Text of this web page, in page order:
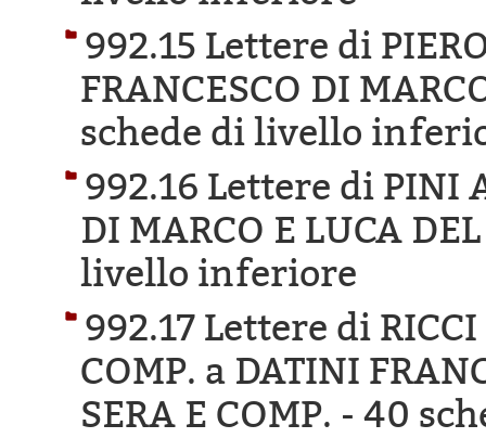
992.15 Lettere di
FRANCESCO DI
schede di livello
992.16 Lettere di PINI
DI MARCO E LUCA
livello inferiore
992.17 Lettere di
COMP. a DATINI
SERA E COMP. - 40